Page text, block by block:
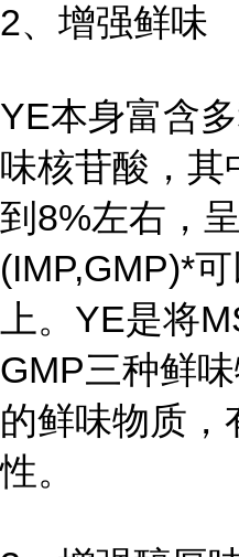
2、增强鲜味
YE本身富含
味核苷酸，其
到8%左右，
(IMP,GMP)*
上。YE是将
GMP三种鲜
的鲜味物质，
性。